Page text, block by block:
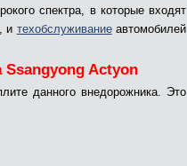
спектра, в которые входят
и техобслуживаниеавтомобилей
Ssangyong Actyon
данного внедорожника. Это